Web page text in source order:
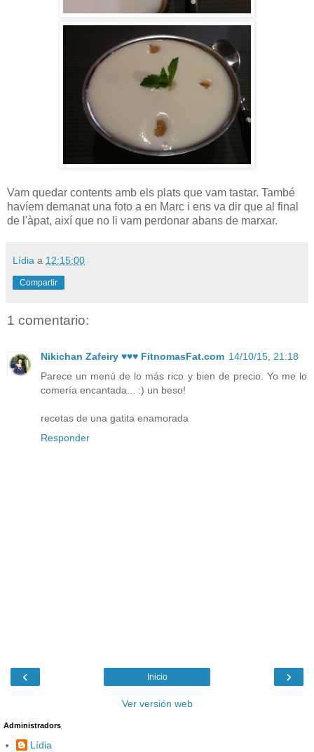
Vam quedar contents amb els plats que vam tastar. També
havíem demanat una foto a en Marc i ens va dir que al final
de l'àpat, així que no li vam perdonar abans de marxar.
Lídia a 12:15:00
Compartir
1 comentario:
Nikichan Zafeiry ♥♥♥ FitnomasFat.com 14/10/15, 21:18
Parece un menú de lo más rico y bien de precio. Yo me lo
comería encantada... :) un beso!
recetas de una gatita enamorada
Responder
‹ ›
Inicio
Ver versión web
Administradors
Lídia